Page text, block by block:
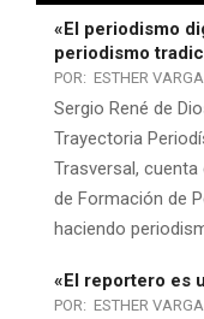
«El periodismo
periodismo
POR: ESTHER
Sergio René de
Trayectoria
Trasversal,
de Formación de
haciendo
«El reportero es
POR: ESTHER